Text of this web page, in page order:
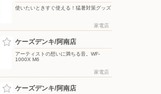
使いたいときすぐ使える！猛暑対策グッズ
家電店
ケーズデンキ/阿南店
アーティストの想いに満ちる音。WF-
1000X M6
家電店
ケーズデンキ/阿南店